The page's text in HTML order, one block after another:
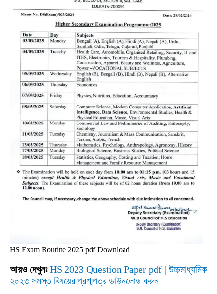
HS Exam Routine 2025 pdf Download
আরও দেখুনঃ HS 2023 Question Paper pdf | উচ্চমাধ্যমিক
২০২৩ সমস্ত বিষয়ের প্রশ্মপত্র ডাউনলোড করুন